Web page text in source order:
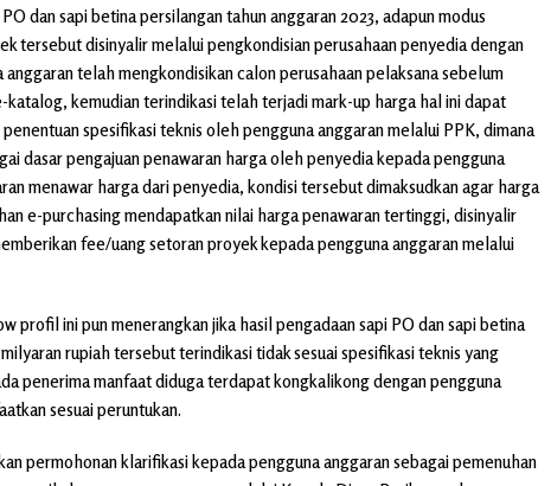
dan sapi betina persilangan tahun anggaran 2023, adapun modus
tersebut disinyalir melalui pengkondisian perusahaan penyedia dengan
telah mengkondisikan calon perusahaan pelaksana sebelum
kemudian terindikasi telah terjadi mark-up harga hal ini dapat
spesifikasi teknis oleh pengguna anggaran melalui PPK, dimana
dasar pengajuan penawaran harga oleh penyedia kepada pengguna
menawar harga dari penyedia, kondisi tersebut dimaksudkan agar harga
e-purchasing mendapatkan nilai harga penawaran tertinggi, disinyalir
fee/uang setoran proyek kepada pengguna anggaran melalui
profil ini pun menerangkan jika hasil pengadaan sapi PO dan sapi betina
rupiah tersebut terindikasi tidak sesuai spesifikasi teknis yang
penerima manfaat diduga terdapat kongkalikong dengan pengguna
sesuai peruntukan.
permohonan klarifikasi kepada pengguna anggaran sebagai pemenuhan